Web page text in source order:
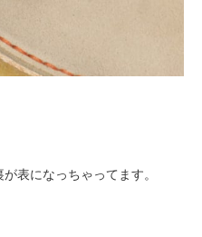
表になっちゃってます。